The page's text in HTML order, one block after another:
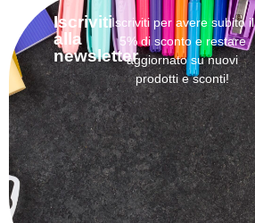
Iscriviti
alla
newsletter
Iscriviti per avere subito il
5% di sconto e restare
aggiornato su nuovi
prodotti e sconti!